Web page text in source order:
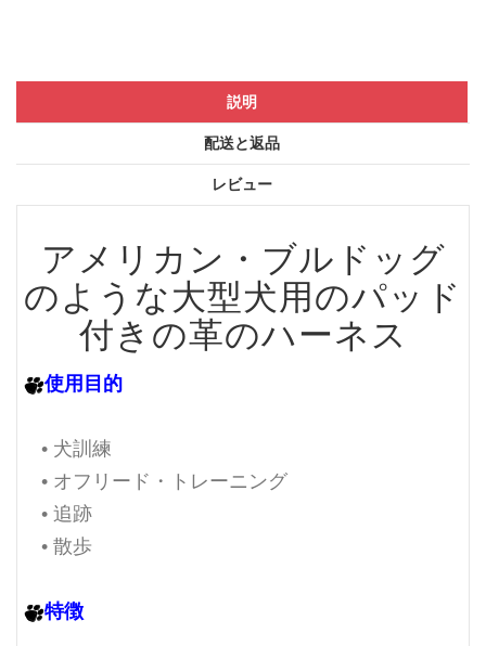
説明
配送と返品
レビュー
アメリカン・ブルドッグ
のような大型犬用のパッド
付きの革のハーネス
使用目的
• 犬訓練
• オフリード・トレーニング
• 追跡
• 散歩
特徴